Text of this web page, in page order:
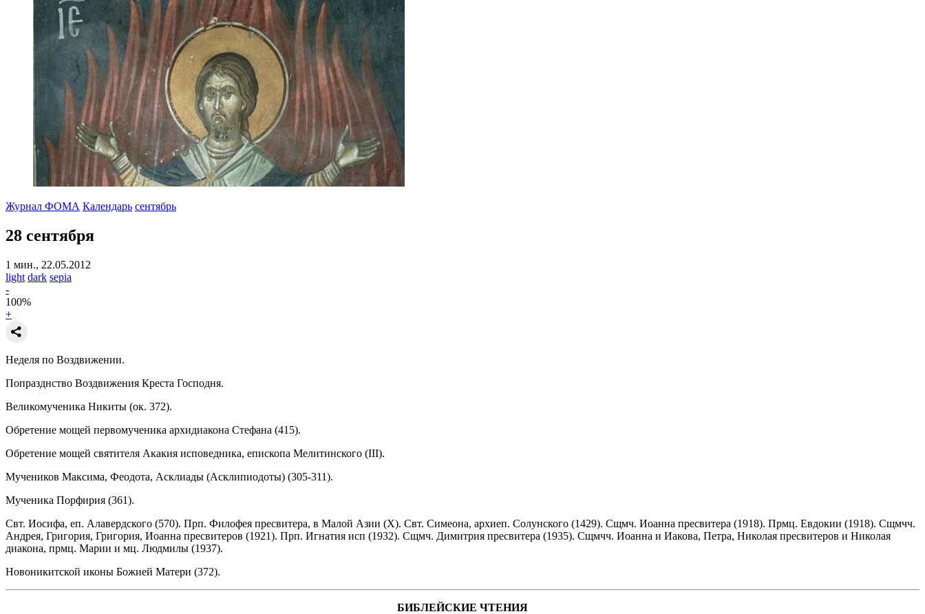
Журнал ФОМА Календарь сентябрь
28 сентября
1 мин., 22.05.2012
light dark sepia
-
100%
+
Неделя по Воздвижении.
Попразднство Воздвижения Креста Господня.
Великомученика Никиты (ок. 372).
Обретение мощей первомученика архидиакона Стефана (415).
Обретение мощей святителя Акакия исповедника, епископа Мелитинского (III).
Мучеников Максима, Феодота, Асклиады (Асклипиодоты) (305-311).
Мученика Порфирия (361).
Свт. Иосифа, еп. Алавердского (570). Прп. Филофея пресвитера, в Малой Азии (X). Свт. Симеона, архиеп. Солунского (1429). Сщмч. Иоанна пресвитера (1918). Прмц. Евдокии (1918). Сщмчч.
Андрея, Григория, Григория, Иоанна пресвитеров (1921). Прп. Игнатия исп (1932). Сщмч. Димитрия пресвитера (1935). Сщмчч. Иоанна и Иакова, Петра, Николая пресвитеров и Николая
диакона, прмц. Марии и мц. Людмилы (1937).
Новоникитской иконы Божией Матери (372).
БИБЛЕЙСКИЕ ЧТЕНИЯ